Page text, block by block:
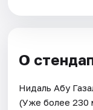
О
Нидаль Абу
(Уже более 230